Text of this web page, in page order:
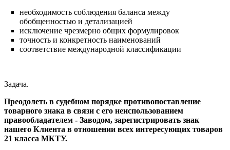
необходимость соблюдения баланса между
обобщенностью и детализацией
исключение чрезмерно общих формулировок
точность и конкретность наименований
соответствие международной классификации
Задача.
Преодолеть в судебном порядке противопоставление
товарного знака в связи с его неиспользованием
правообладателем - Заводом, зарегистрировать знак
нашего Клиента в отношении всех интересующих товаров
21 класса МКТУ.